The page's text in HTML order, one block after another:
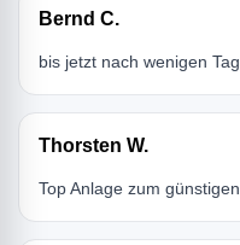
Bernd C.
bis jetzt nach wenigen
Thorsten W.
Top Anlage zum